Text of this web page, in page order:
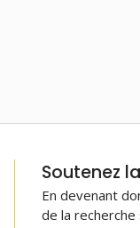
Soutenez
En devenant
de la